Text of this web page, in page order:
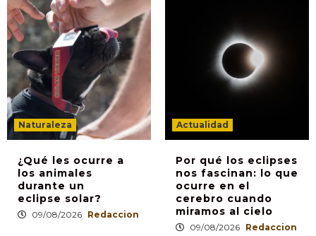
Naturaleza
¿Qué les ocurre a
los animales
durante un
eclipse solar?
09/08/2026 Redaccion
Actualidad
Por qué los eclipses
nos fascinan: lo que
ocurre en el
cerebro cuando
miramos al cielo
09/08/2026 Redaccion